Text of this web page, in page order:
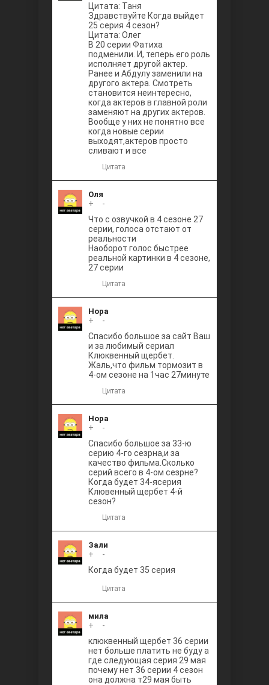
Цитата: Таня
Здравствуйте Когда выйдет
25 серия 4 сезон?
Цитата: Олег
В 20 серии Фатиха
подменили. И, теперь его роль
исполняет другой актер.
Ранее и Абдулу заменили на
другого актера. Смотреть
становится неинтересно,
когда актеров в главной роли
заменяют на других актеров.
Вообще у них не понятно все
когда новые серии
выходят,актеров просто
сливают и все
Цитата
Оля
+
-
Что с озвучкой в 4 сезоне 27
серии, голоса отстают от
реальности
Наоборот голос быстрее
реальной картинки в 4 сезоне,
27 серии
Цитата
Нора
+
-
Спасибо большое за сайт Ваш
и за любимый сериал
Клюквенный щербет.
Жаль,что фильм тормозит в
4-ом сезоне на 1час 27минуте
Цитата
Нора
+
-
Спасибо большое за 33-ю
серию 4-го сезрна,и за
качество фильма.Сколько
серий всего в 4-ом сезрне?
Когда будет 34-ясерия
Клювенный щербет 4-й
сезон?
Цитата
Зали
+
-
Когда будет 35 серия
Цитата
мила
+
-
клюквенный щербет 36 серии
нет больше платить не буду а
где следующая серия 29 мая
почему нет 36 серии 4 сезон
она должна т29 мая быть